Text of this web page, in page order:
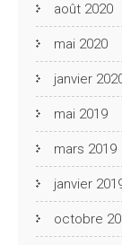
août 2020
mai 2020
janvier
mai 2019
mars 2019
janvier
octobre